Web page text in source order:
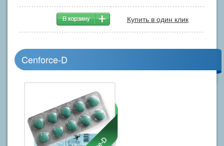
Купить в один клик
Cenforce-D